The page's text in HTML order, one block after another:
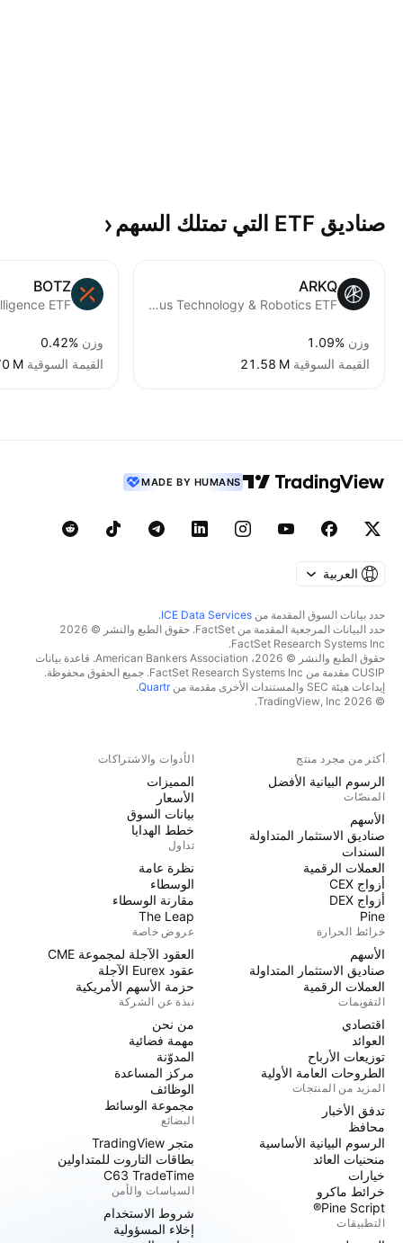
صناديق ETF التي تمتلك السهم
ARKQ
ARK Autonomous Technology & Robotics ETF
وزن 1.09%
القيمة السوقية ‪21.58 M‬
BOTZ
وزن 0.42%
القيمة السوقية M‬
MADE BY HUMANS
العربية
حدد بيانات السوق المقدمة من ICE Data Services
.
حدد البيانات المرجعية المقدمة من FactSet. حقوق الطبع والنشر © 2026
FactSet Research Systems Inc.
حقوق الطبع والنشر © 2026، American Bankers Association. قاعدة بيانات
CUSIP مقدمة من FactSet Research Systems Inc. جميع الحقوق محفوظة.
إيداعات هيئة SEC والمستندات الأخرى مقدمة من
Quartr
.
© 2026 TradingView, Inc.
أكثر من مجرد منتج
الرسوم البيانية الأفضل
المنصّات
الأسهم
صناديق الاستثمار المتداولة
السندات
العملات الرقمية
أزواج CEX
أزواج DEX
Pine
خرائط الحرارة
الأسهم
صناديق الاستثمار المتداولة
العملات الرقمية
التقويمات
اقتصادي
العوائد
توزيعات الأرباح
الطروحات العامة الأولية
المزيد من المنتجات
تدفق الأخبار
محافظ
الرسوم البيانية الأساسية
منحنيات العائد
خيارات
خرائط ماكرو
Pine Script®
التطبيقات
الأدوات والاشتراكات
المميزات
الأسعار
بيانات السوق
خطط الهدايا
تداول
نظرة عامة
الوسطاء
مقارنة الوسطاء
The Leap
عروض خاصة
العقود الآجلة لمجموعة CME
عقود Eurex الآجلة
حزمة الأسهم الأمريكية
نبذة عن الشركة
من نحن
مهمة فضائية
المدوّنة
مركز المساعدة
الوظائف
مجموعة الوسائط
البضائع
متجر TradingView
بطاقات التاروت للمتداولين
C63 TradeTime
السياسات والأمن
شروط الاستخدام
إخلاء المسؤولية